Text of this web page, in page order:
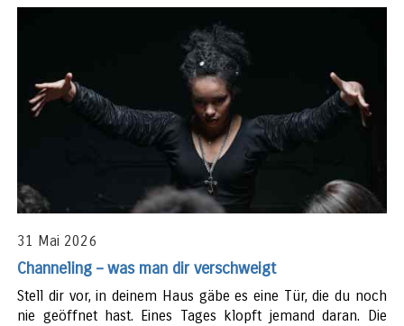
31 Mai 2026
Channeling – was man dir verschweigt
Stell dir vor, in deinem Haus gäbe es eine Tür, die du noch
nie geöffnet hast. Eines Tages klopft jemand daran. Die